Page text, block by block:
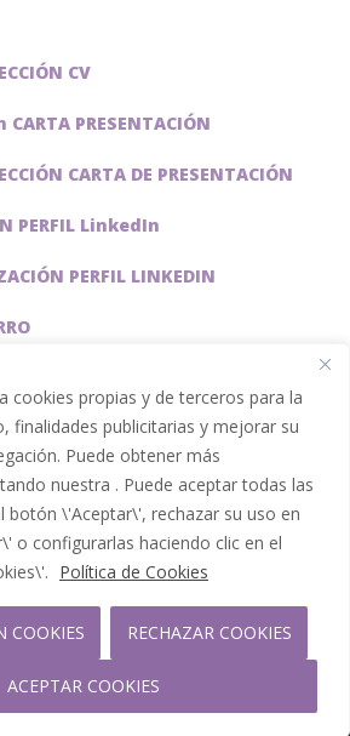
cookies propias y de terceros para la
finalidades publicitarias y mejorar su
Puede obtener más
nuestra . Puede aceptar todas las
botón \'Aceptar\', rechazar su uso en
o configurarlas haciendo clic en el
Política de Cookies
COOKIES RECHAZAR COOKIES
ACEPTAR COOKIES
CV
PRESENTACIÓN
CARTA DE PRESENTACIÓN
PERFIL LinkedIn
PERFIL LINKEDIN
2012 - 2026 |
Facebook
Phone